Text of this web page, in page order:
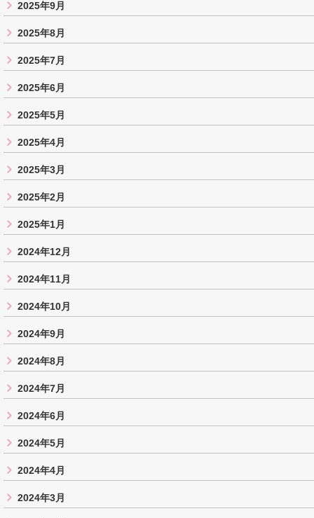
2025年9月
2025年8月
2025年7月
2025年6月
2025年5月
2025年4月
2025年3月
2025年2月
2025年1月
2024年12月
2024年11月
2024年10月
2024年9月
2024年8月
2024年7月
2024年6月
2024年5月
2024年4月
2024年3月